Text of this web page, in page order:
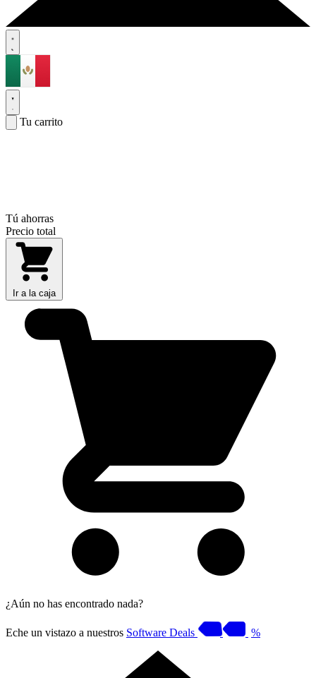
Tu carrito
Tú ahorras
Precio total
Ir a la caja
¿Aún no has encontrado nada?
Eche un vistazo a nuestros Software Deals %